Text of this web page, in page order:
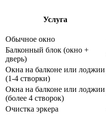
Услуга
Обычное окно
Балконный блок (окно +
дверь)
Окна на балконе или лоджии
(1-4 створки)
Окна на балконе или лоджии
(более 4 створок)
Очистка эркера